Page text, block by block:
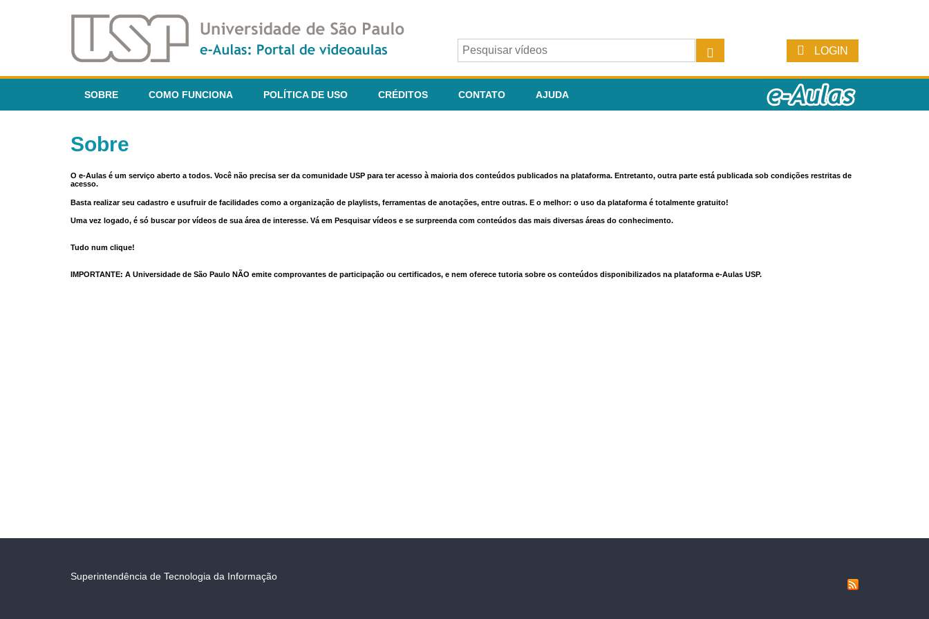
LOGIN
SOBRE COMO FUNCIONA POLÍTICA DE USO CRÉDITOS CONTATO AJUDA
Sobre
O e-Aulas é um serviço aberto a todos. Você não precisa ser da comunidade USP para ter acesso à maioria dos conteúdos publicados na plataforma. Entretanto, outra parte está publicada sob condições restritas de
acesso.
Basta realizar seu cadastro e usufruir de facilidades como a organização de playlists, ferramentas de anotações, entre outras. E o melhor: o uso da plataforma é totalmente gratuito!
Uma vez logado, é só buscar por vídeos de sua área de interesse. Vá em Pesquisar vídeos e se surpreenda com conteúdos das mais diversas áreas do conhecimento.
Tudo num clique!
IMPORTANTE: A Universidade de São Paulo NÃO emite comprovantes de participação ou certificados, e nem oferece tutoria sobre os conteúdos disponibilizados na plataforma e-Aulas USP.
Superintendência de Tecnologia da Informação